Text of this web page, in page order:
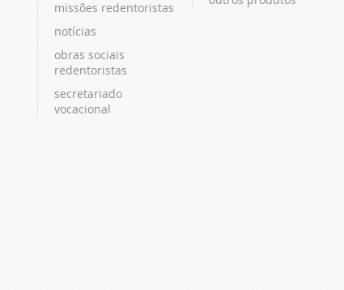
missões redentoristas
notícias
obras sociais
redentoristas
secretariado
vocacional